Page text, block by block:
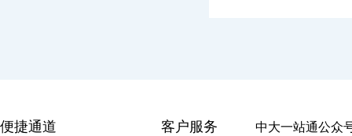
便捷通道 客户服务 中大一站通公众